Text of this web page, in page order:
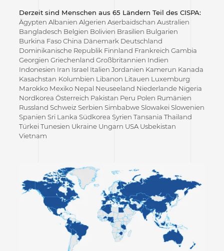
Derzeit sind Menschen aus 65 Ländern Teil des CISPA:
Ägypten Albanien Algerien Aserbaidschan Australien
Bangladesch Belgien Bolivien Brasilien Bulgarien
Burkina Faso China Dänemark Deutschland
Dominikanische Republik Finnland Frankreich Gambia
Georgien Griechenland Großbritannien Indien
Indonesien Iran Israel Italien Jordanien Kamerun Kanada
Kasachstan Kolumbien Libanon Litauen Luxemburg
Marokko Mexiko Nepal Neuseeland Niederlande Nigeria
Nordkorea Österreich Pakistan Peru Polen Rumänien
Russland Schweiz Serbien Simbabwe Slowakei Slowenien
Spanien Sri Lanka Südkorea Syrien Tansania Thailand
Türkei Tunesien Ukraine Ungarn USA Usbekistan
Vietnam